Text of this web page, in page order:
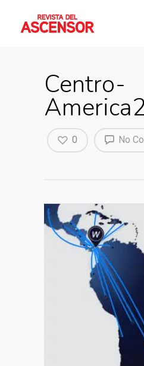
Centro-
No
0